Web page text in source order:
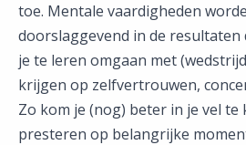
toe. Mentale vaardigheden
doorslaggevend in de resultaten
je te leren omgaan met
krijgen op zelfvertrouwen,
Zo kom je (nog) beter in je vel
presteren op belangrijke